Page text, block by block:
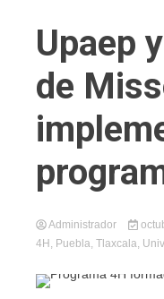
Upaep
de
Administrador
4H , Puebla, Tlaxcala,